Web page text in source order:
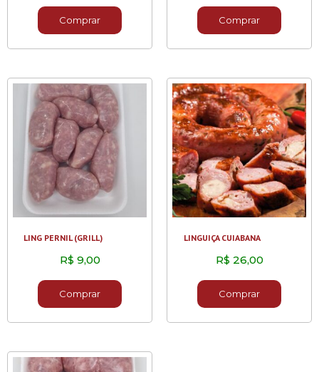
Comprar Comprar
LING PERNIL (GRILL)
R$ 9,00
Comprar
LINGUIÇA CUIABANA
R$ 26,00
Comprar